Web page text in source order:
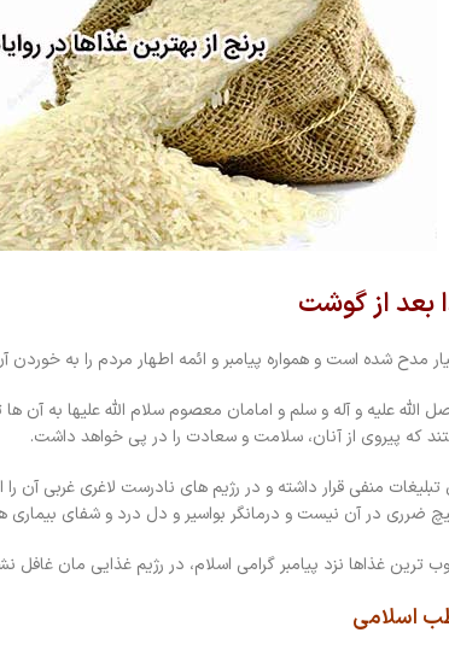
بعد از گوشت
مدح شده است و همواره پیامبر و ائمه اطهار مردم را به
علیه و آله و سلم و امامان معصوم سلام الله علیها به آن ها
که پیروی از آنان، سلامت و سعادت را در پی خواهد داشت.
منفی قرار داشته و در رژیم های نادرست لاغری غربی آن
ضرری در آن نیست و درمانگر بواسیر و دل درد و شفای
غذاها نزد پیامبر گرامی اسلام، در رژیم غذایی مان غافل
اسلامی